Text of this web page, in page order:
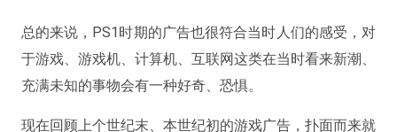
总的来说，PS1时期的广告也很符合当时人们的感受，对
于游戏、游戏机、计算机、互联网这类在当时看来新潮、
充满未知的事物会有一种好奇、恐惧。
现在回顾上个世纪末、本世纪初的游戏广告，扑面而来就